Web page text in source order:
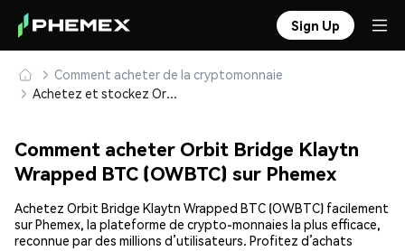
Sign Up
Comment acheter de la cryptomonnaie
Achetez et stockez Orbit Bridge Klaytn Wrapped BTC (OWBTC) en toute sécurité
Comment acheter Orbit Bridge Klaytn
Wrapped BTC (OWBTC) sur Phemex
Achetez Orbit Bridge Klaytn Wrapped BTC (OWBTC) facilement
sur Phemex, la plateforme de crypto-monnaies la plus efficace,
reconnue par des millions d’utilisateurs. Profitez d’achats